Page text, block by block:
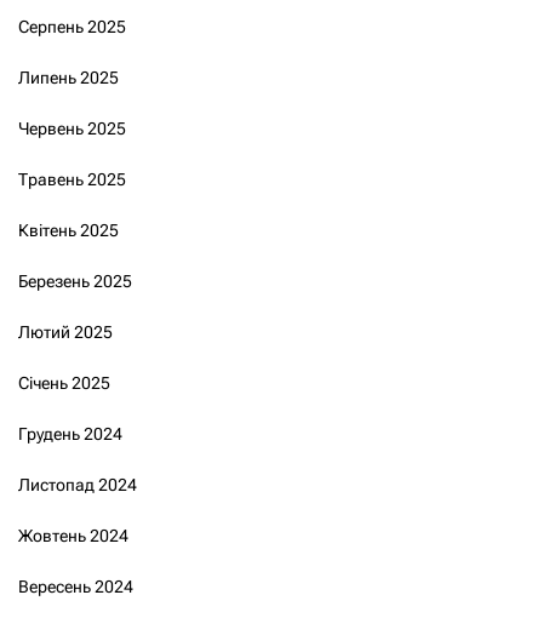
Серпень 2025
Липень 2025
Червень 2025
Травень 2025
Квітень 2025
Березень 2025
Лютий 2025
Січень 2025
Грудень 2024
Листопад 2024
Жовтень 2024
Вересень 2024